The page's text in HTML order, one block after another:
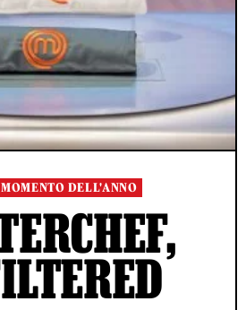
DELL'ANNO